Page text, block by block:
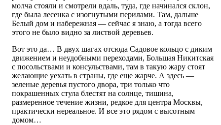
молча стояли и смотрели вдаль, туда, где начинался склон,
где была лесенка с изогнутыми перилами. Там, дальше
Белый дом и набережная — сейчас я знаю, а тогда всего
этого не было видно за листвой деревьев.
Вот это да… В двух шагах отсюда Садовое кольцо с диким
движением и неудобными переходами, Большая Никитская
с посольствами и консульствами, там в такую жару стоят
желающие уехать в страны, где еще жарче. А здесь —
зеленые деревья пустого двора, три только что
покрашенных стула блестят на солнце, тишина,
размеренное течение жизни, редкое для центра Москвы,
практически нереальное. И все это рядом с высотным
домом…